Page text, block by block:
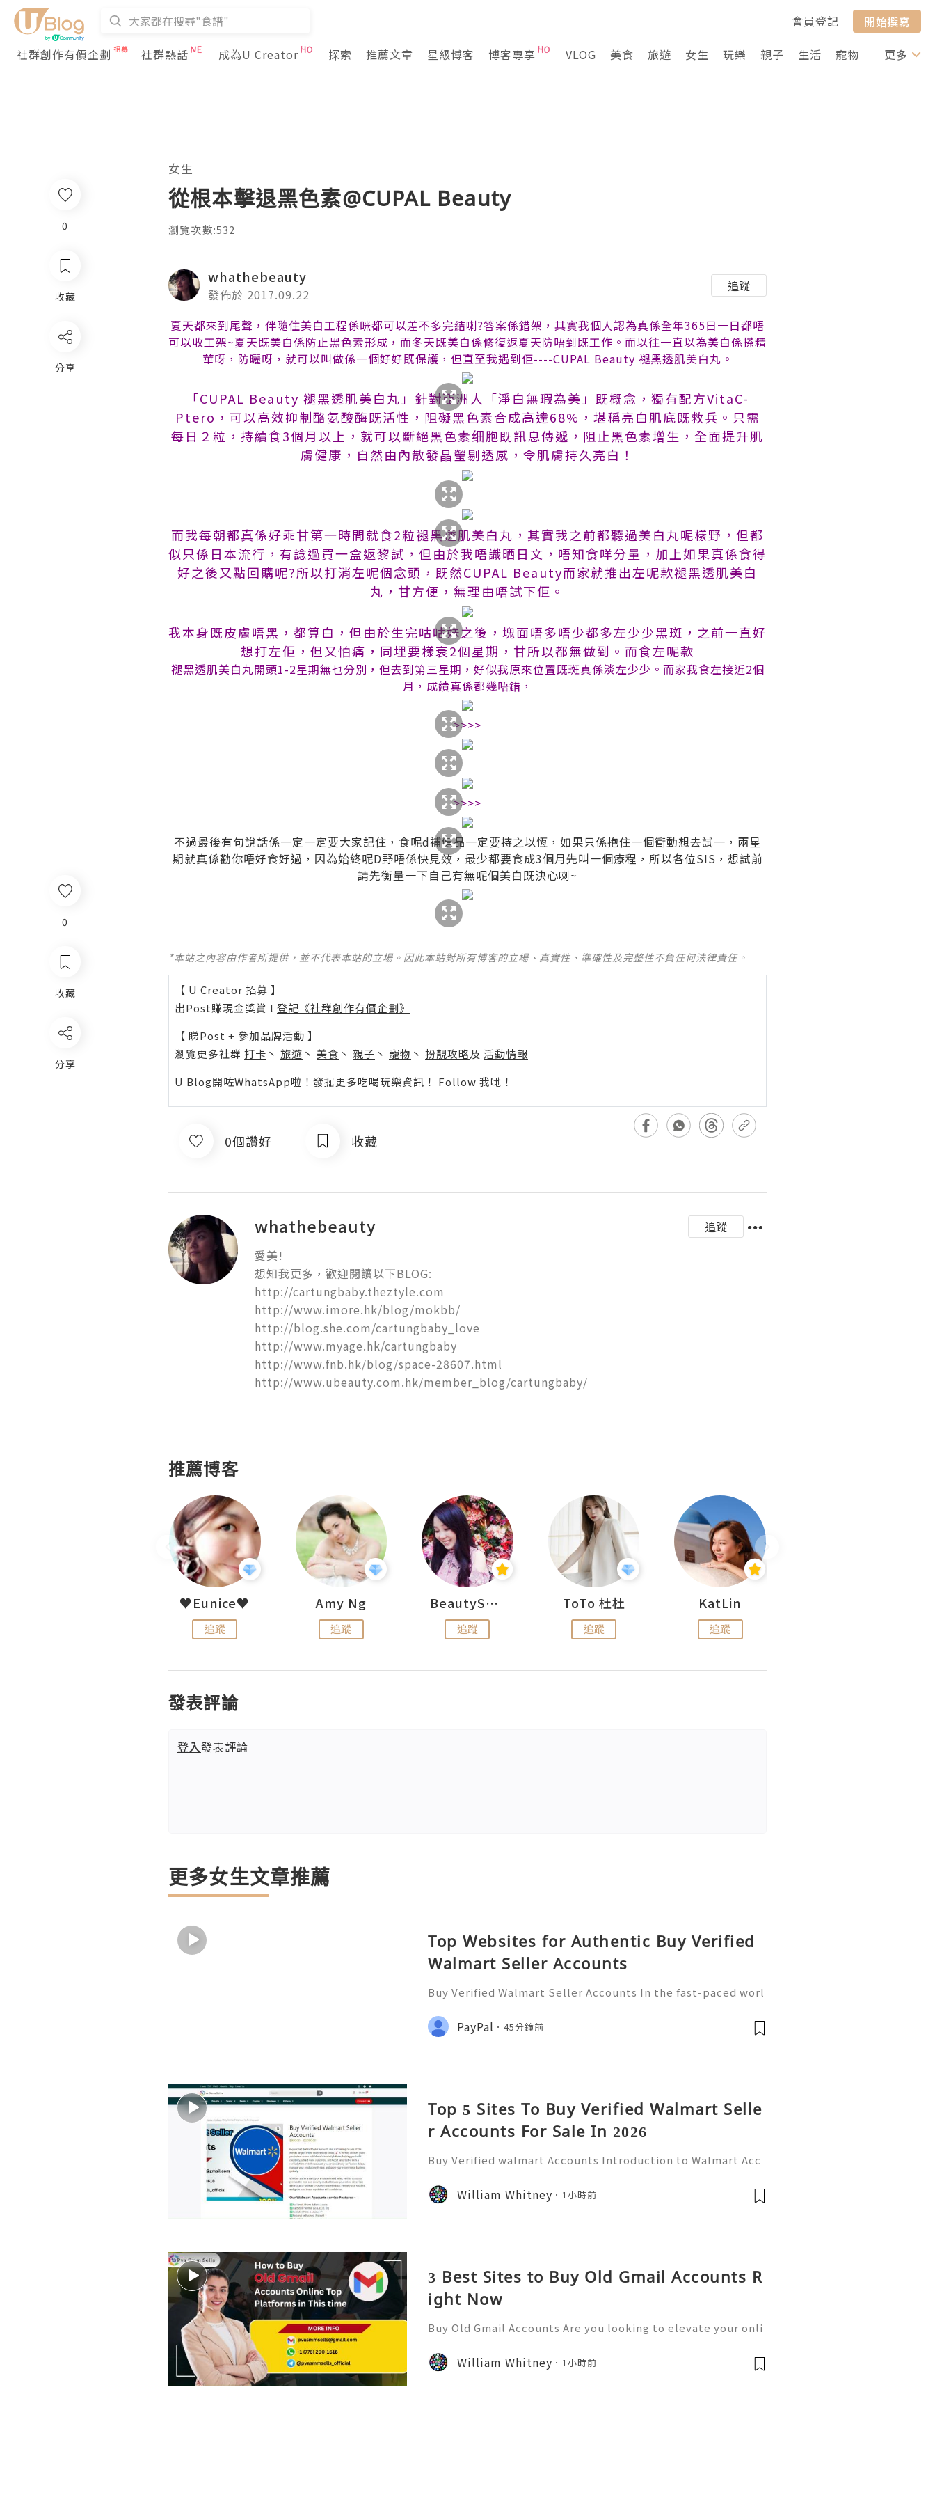
會員登記
開始撰寫
社群創作有價企劃
社群熱話 成為U Creator 探索 推薦文章 星級博客 博客專享 VLOG 美食 旅遊 女生 玩樂 親子 生活 寵物 行山 打卡
更多
0
收藏
分享
女生
從根本擊退黑色素@CUPAL Beauty
瀏覽次數:532
whathebeauty
發佈於 2017.09.22
追蹤
夏天都來到尾聲，伴隨住美白工程係咪都可以差不多完結喇?答案係錯架，其實我個人認為真係全年365日一日都唔
可以收工架~夏天既美白係防止黑色素形成，而冬天既美白係修復返夏天防唔到既工作。而以往一直以為美白係搽精
華呀，防曬呀，就可以叫做係一個好好既保護，但直至我遇到佢----CUPAL Beauty 褪黑透肌美白丸。
「CUPAL Beauty 褪黑透肌美白丸」針對亞洲人「淨白無瑕為美」既概念，獨有配方VitaC-
Ptero，可以高效抑制酪氨酸酶既活性，阻礙黑色素合成高達68%，堪稱亮白肌底既救兵。只需
每日２粒，持續食3個月以上，就可以斷絕黑色素细胞既訊息傳遞，阻止黑色素增生，全面提升肌
膚健康，自然由內散發晶瑩剔透感，令肌膚持久亮白！
而我每朝都真係好乖甘第一時間就食2粒褪黑透肌美白丸，其實我之前都聽過美白丸呢樣野，但都
似只係日本流行，有諗過買一盒返黎試，但由於我唔識晒日文，唔知食咩分量，加上如果真係食得
好之後又點回購呢?所以打消左呢個念頭，既然CUPAL Beauty而家就推出左呢款褪黑透肌美白
丸，甘方便，無理由唔試下佢。
我本身既皮膚唔黑，都算白，但由於生完咕咕妹之後，塊面唔多唔少都多左少少黑斑，之前一直好
想打左佢，但又怕痛，同埋要樣衰2個星期，甘所以都無做到。而食左呢款
褪黑透肌美白丸開頭1-2星期無乜分別，但去到第三星期，好似我原來位置既斑真係淡左少少。 而家我食左接近2個
月，成績真係都幾唔錯，
>>>>
>>>>
不過最後有句說話係一定一定要大家記住，食呢d補健品一定要持之以恆，如果只係抱住一個衝動想去試一，兩星
期就真係勸你唔好食好過，因為始終呢D野唔係快見效，最少都要食成3個月先叫一個療程，所以各位SIS，想試前
請先衡量一下自己有無呢個美白既決心喇~
*本站之內容由作者所提供，並不代表本站的立場。因此本站對所有博客的立場、真實性、準確性及完整性不負任何法律責任。
【 U Creator 招募 】
出Post賺現金獎賞 l 登記《社群創作有價企劃》
【 睇Post + 參加品牌活動 】
瀏覽更多社群 打卡 丶 旅遊 丶 美食 丶 親子 丶 寵物 丶 扮靚攻略及 活動情報
U Blog開咗WhatsApp啦！發掘更多吃喝玩樂資訊！ Follow 我哋 ！
0個讚好 收藏
whathebeauty
追蹤
愛美!
想知我更多，歡迎閱讀以下BLOG:
http://cartungbaby.theztyle.com
http://www.imore.hk/blog/mokbb/
http://blog.she.com/cartungbaby_love
http://www.myage.hk/cartungbaby
http://www.fnb.hk/blog/space-28607.html
http://www.ubeauty.com.hk/member_blog/cartungbaby/
推薦博客
♥Eunice♥
追蹤
Amy Ng
追蹤
BeautySearch
追蹤
ToTo 杜杜
追蹤
KatLin
追蹤
發表評論
登入發表評論
更多女生文章推薦
Top Websites for Authentic Buy Verified
Walmart Seller Accounts
Buy Verified Walmart Seller Accounts In the fast-paced worl
lmart has emerged as a significant player in this arena, provi
ding a platform for
PayPal 45分鐘前
Top 5 Sites To Buy Verified Walmart Selle
r Accounts For Sale In 2026
Buy Verified walmart Accounts Introduction to Walmart Acc
has become a staple for millions. Walmart stands out as one
of the largest retailers
William Whitney 1小時前
3 Best Sites to Buy Old Gmail Accounts R
ight Now
Buy Old Gmail Accounts Are you looking to elevate your onli
old Gmail accounts might just be the solution you need.We o
ffer high-quality new G
William Whitney 1小時前
0
收藏
分享